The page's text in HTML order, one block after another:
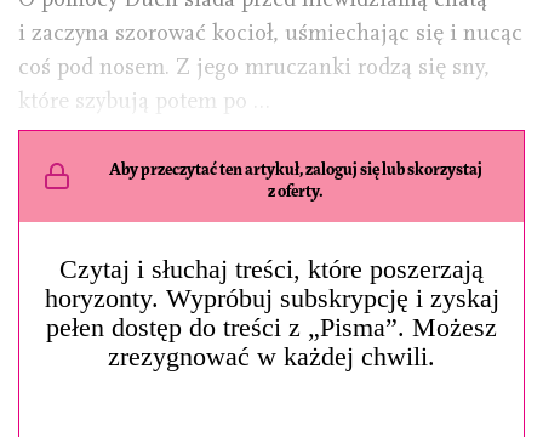
i zaczyna szorować kocioł, uśmiechając się i nucąc
coś pod nosem. Z jego mruczanki rodzą się sny,
które szybują potem po …
Aby przeczytać ten artykuł, zaloguj się lub skorzystaj
z oferty.
Czytaj i słuchaj treści, które poszerzają
horyzonty. Wypróbuj subskrypcję i zyskaj
pełen dostęp do treści z „Pisma”. Możesz
zrezygnować w każdej chwili.